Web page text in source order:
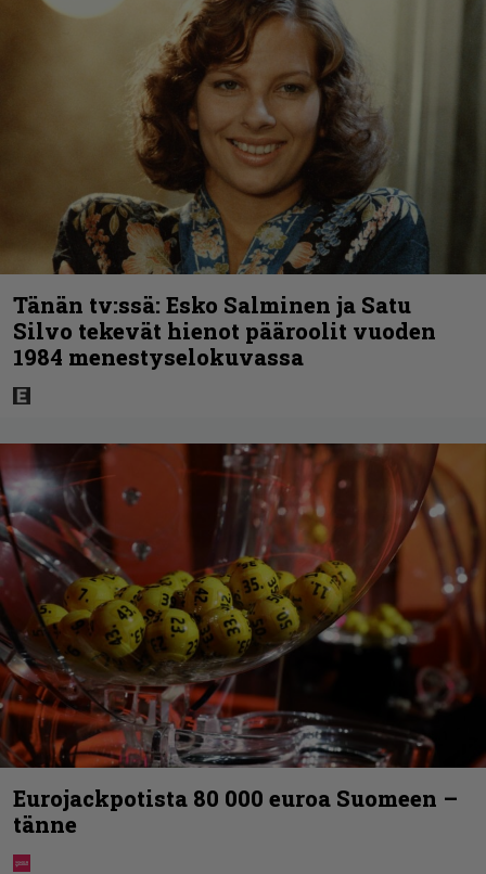
Tänän tv:ssä: Esko Salminen ja Satu
Silvo tekevät hienot pääroolit vuoden
1984 menestyselokuvassa
Eurojackpotista 80 000 euroa Suomeen –
tänne